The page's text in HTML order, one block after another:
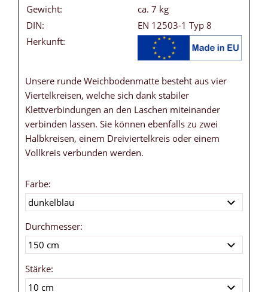
Gewicht:
ca. 7 kg
DIN:
EN 12503-1 Typ 8
Herkunft:
Unsere runde Weichbodenmatte besteht aus vier
Viertelkreisen, welche sich dank stabiler
Klettverbindungen an den Laschen miteinander
verbinden lassen. Sie können ebenfalls zu zwei
Halbkreisen, einem Dreiviertelkreis oder einem
Vollkreis verbunden werden.
Farbe:
Durchmesser:
Stärke: